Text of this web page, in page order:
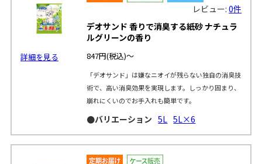
詳細を見る
レビュー:0件
デオサンド 香りで消臭する紙砂 ナチュラ
ルグリーンの香り
847円(税込)～
「デオサンド」は嫌なニオイが残らない独自の消臭技
術で、高い消臭効果を実現します。しっかり固まり、
崩れにくいのでお手入れも簡単です。
●バリエーション 5L 5L×6